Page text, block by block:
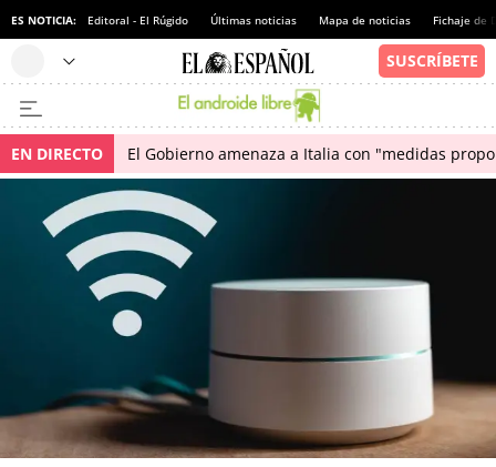
ES NOTICIA: Editoral - El Rúgido Últimas noticias Mapa de noticias Fichaje de
EN DIRECTO El Gobierno amenaza a Italia con "medidas